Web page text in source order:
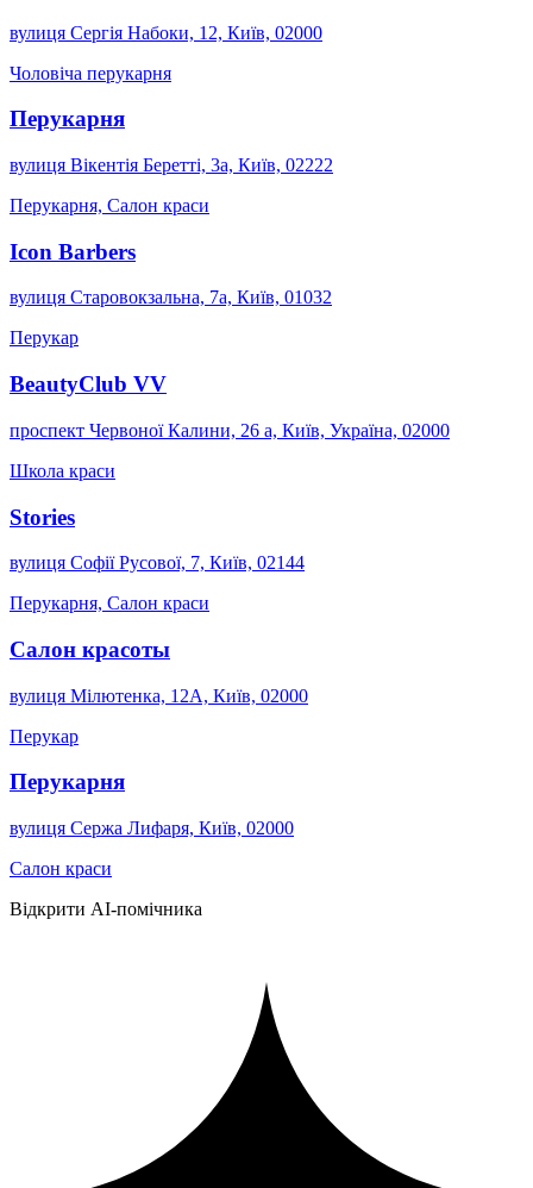
вулиця Сергія Набоки, 12, Київ, 02000
Чоловіча перукарня
Перукарня
вулиця Вікентія Беретті, 3а, Київ, 02222
Перукарня, Салон краси
Icon Barbers
вулиця Старовокзальна, 7а, Київ, 01032
Перукар
BeautyClub VV
проспект Червоної Калини, 26 а, Київ, Україна, 02000
Школа краси
Stories
вулиця Софії Русової, 7, Київ, 02144
Перукарня, Салон краси
Салон красоты
вулиця Мілютенка, 12А, Київ, 02000
Перукар
Перукарня
вулиця Сержа Лифаря, Київ, 02000
Салон краси
Відкрити AI-помічника